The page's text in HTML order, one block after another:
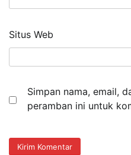
Situs Web
Simpan nama, email,
peramban ini untuk